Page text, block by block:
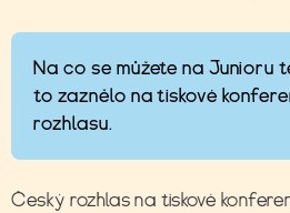
Na co se můžete na Junioru
to zaznělo na tiskové
rozhlasu.
Český rozhlas na tiskové